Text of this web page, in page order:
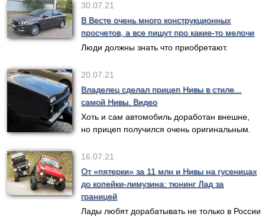
30.07.21
В Весте очень много конструкционных
просчетов, а все пишут про какие-то мелочи
Люди должны знать что приобретают.
20.07.21
Владелец сделал прицеп Нивы в стиле...
самой Нивы. Видео
Хоть и сам автомобиль доработан внешне,
но прицеп получился очень оригинальным.
16.07.21
От «пятерки» за 11 млн и Нивы на гусеницах
до копейки-лимузина: тюнинг Лад за
границей
Лады любят дорабатывать не только в России